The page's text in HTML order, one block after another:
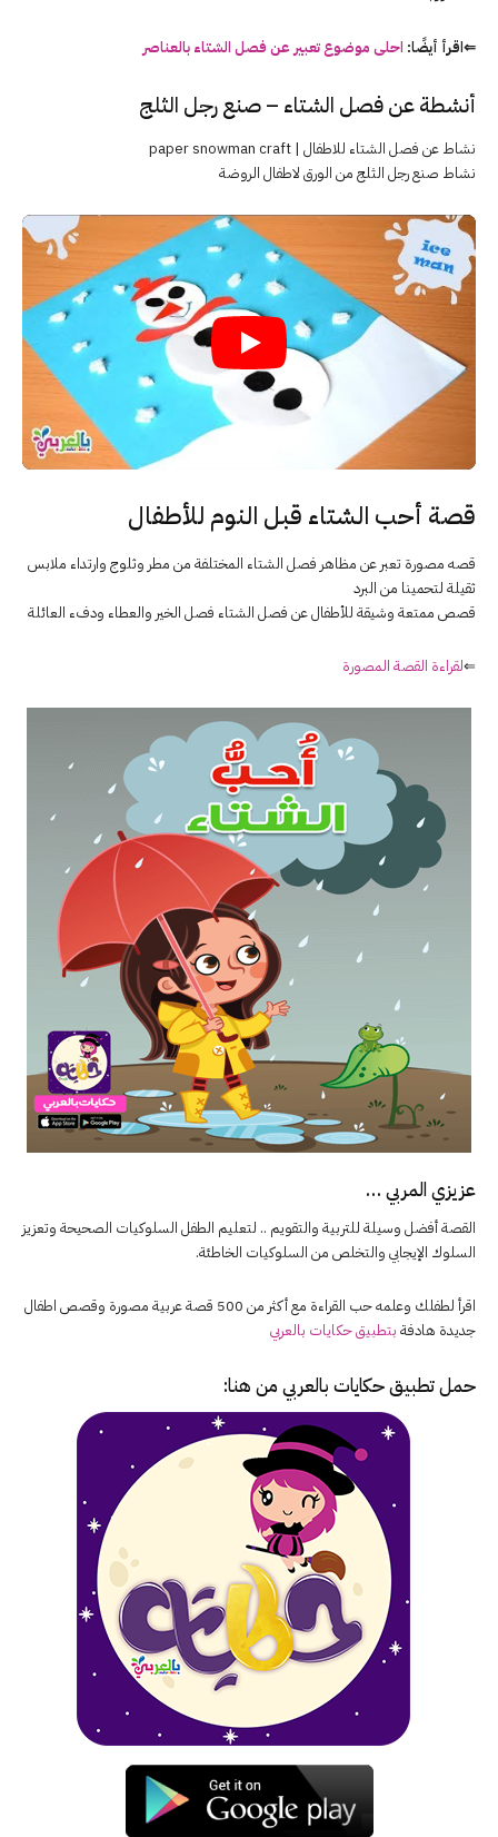
⇐اقرأ أيضًا: احلى موضوع تعبير عن فصل الشتاء بالعناصر
أنشطة عنفصل الشتاء – صنع رجل الثلج
نشاط عن فصل الشتاء للاطفال | paper snowman craft
نشاط صنع رجل الثلج من الورق لاطفال الروضة
قصة أحب الشتاء قبل النوم للأطفال
قصه مصورة تعبر عن مظاهر فصل الشتاء المختلفة من مطر وثلوج وارتداء ملابس
ثقيلة لتحمينا من البرد
قصص ممتعة وشيقة للأطفال عن فصل الشتاء فصل الخير والعطاء ودفء العائلة
⇐لقراءة القصة المصورة
عزيزي المربي …
القصة أفضل وسيلة للتربية والتقويم .. لتعليم الطفل السلوكيات الصحيحة وتعزيز
السلوك الإيجابي والتخلص من السلوكيات الخاطئة.
اقرأ لطفلك وعلمه حب القراءة مع أكثر من 500 قصة عربية مصورة وقصص اطفال
جديدة هادفة بتطبيق حكايات بالعربي
حمل تطبيقحكايات بالعربي من هنا: